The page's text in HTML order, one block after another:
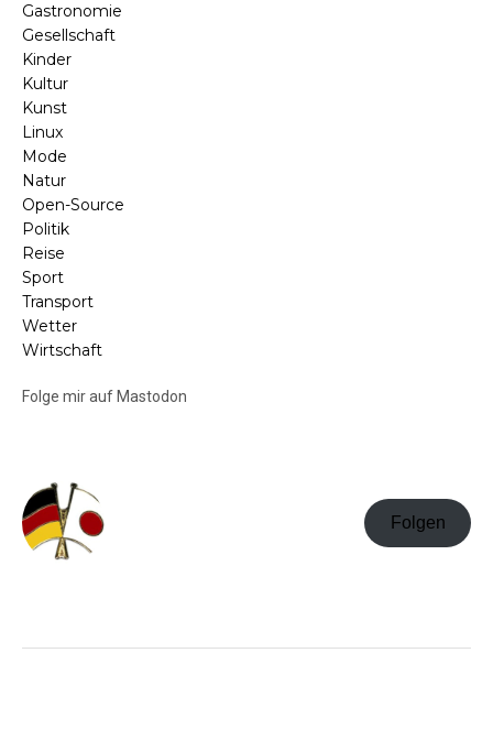
Gastronomie
Gesellschaft
Kinder
Kultur
Kunst
Linux
Mode
Natur
Open-Source
Politik
Reise
Sport
Transport
Wetter
Wirtschaft
Folge mir auf Mastodon
Folgen